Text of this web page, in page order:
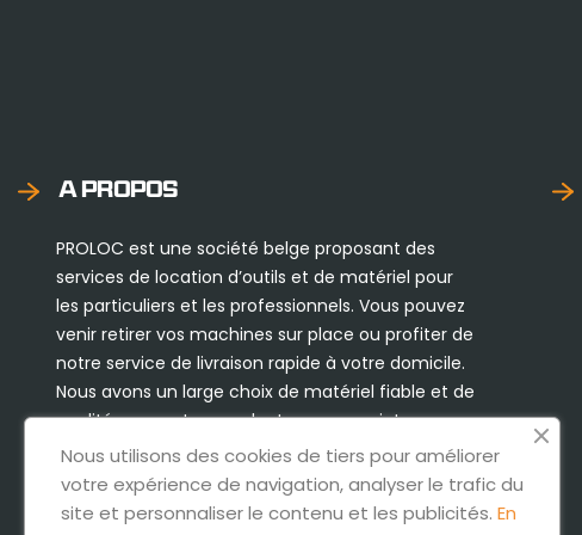
A PROPOS
PROLOC est une société belge proposant des
services de location d’outils et de matériel pour
les particuliers et les professionnels. Vous pouvez
venir retirer vos machines sur place ou profiter de
notre service de livraison rapide à votre domicile.
Nous avons un large choix de matériel fiable et de
qualité pour entreprendre tous vos projets.
Nous utilisons des cookies de tiers pour améliorer
votre expérience de navigation, analyser le trafic du
site et personnaliser le contenu et les publicités. En